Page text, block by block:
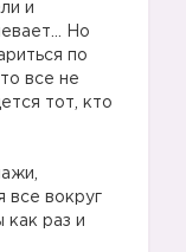
и
Но
по
все не
тот, кто
все вокруг
как раз и